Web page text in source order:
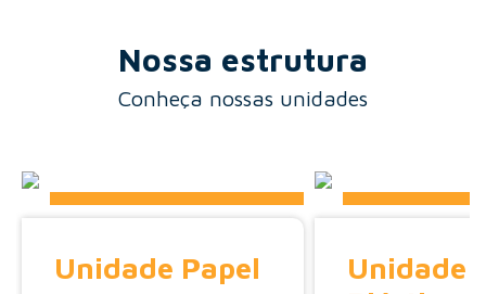
Nossa estrutura
Conheça nossas unidades
Unidade Papel
Unidade